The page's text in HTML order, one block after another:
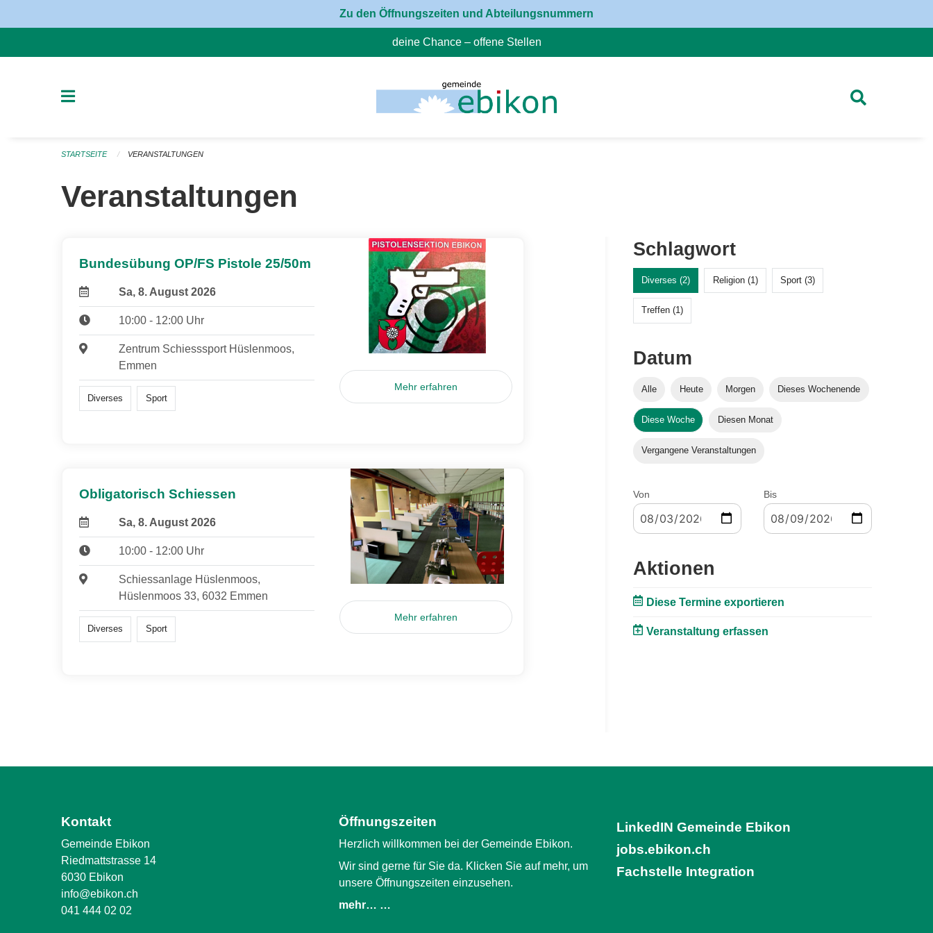
Zu den Öffnungszeiten und Abteilungsnummern
deine Chance – offene Stellen
STARTSEITE VERANSTALTUNGEN
Veranstaltungen
Bundesübung OP/FS Pistole 25/50m
Sa, 8. August 2026
10:00 - 12:00 Uhr
Zentrum Schiesssport Hüslenmoos,
Emmen
Diverses Sport
Mehr erfahren
Obligatorisch Schiessen
Sa, 8. August 2026
10:00 - 12:00 Uhr
Schiessanlage Hüslenmoos,
Hüslenmoos 33, 6032 Emmen
Diverses Sport
Mehr erfahren
Schlagwort
Diverses (2) Religion (1) Sport (3)
Treffen (1)
Datum
Alle Heute Morgen Dieses Wochenende
Diese Woche Diesen Monat
Vergangene Veranstaltungen
Von Bis
Aktionen
Diese Termine exportieren
Veranstaltung erfassen
Kontakt
Gemeinde Ebikon
Riedmattstrasse 14
6030 Ebikon
info@ebikon.ch
041 444 02 02
Öffnungszeiten
Herzlich willkommen bei der Gemeinde Ebikon.
Wir sind gerne für Sie da. Klicken Sie auf mehr, um
unsere Öffnungszeiten einzusehen.
mehr… …
LinkedIN Gemeinde Ebikon
jobs.ebikon.ch
Fachstelle Integration